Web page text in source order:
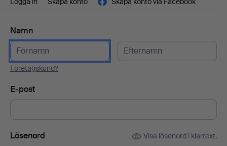
Namn
Företagskund?
E-post
Lösenord Visa lösenord i klartext.